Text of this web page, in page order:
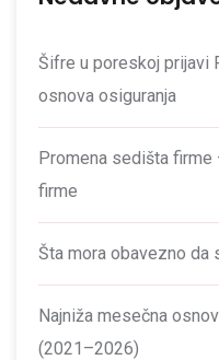
Šifre u poreskoj prijavi
osnova osiguranja
Promena sedišta
firme
Šta mora obavezno da
Najniža mesečna
(2021–2026)